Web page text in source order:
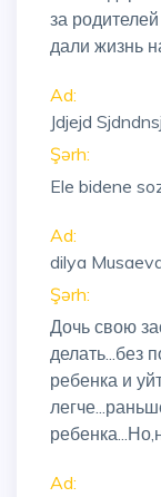
за
дали жизнь
Ad:
Jdjejd Sjdndnsj
Şərh:
Ele bidene
Ad:
dilya
Şərh:
Дочь свою
делать...без
ребенка и
Ad: